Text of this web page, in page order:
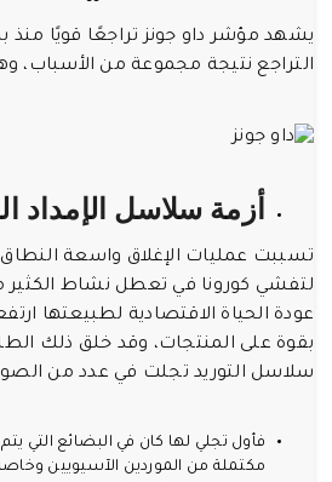
التراجع نتيجة مجموعة من الأسباب،
أزمة سلاسل الإمداد
تسببت عمليات الإغلاق واسعة
لتفشي كورونا في تعطل نشاط الكثير
عودة الحياة الاقتصادية لطبيعتها
بقوة على المنتجات، وقد خلق ذلك
سلاسل التوريد تجلت في عدد من
فأول تجلي لها كان في البضائع التي
مكتملة من الموردين الآسيويين